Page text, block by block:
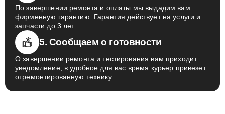
По завершении ремонта и оплаты мы выдадим вам
фирменную гарантию. Гарантия действует на услуги и
запчасти до 3 лет.
5. Сообщаем о готовности
О завершении ремонта и тестирования вам приходит
уведомление, в удобное для вас время курьер привезет
отремонтированную технику.